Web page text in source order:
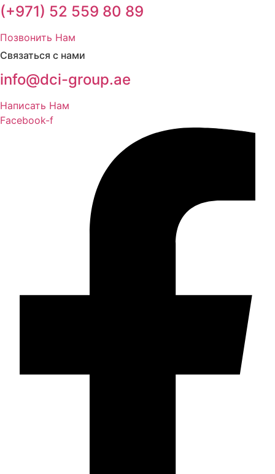
(+971) 52 559 80 89
Позвонить Нам
Связаться с нами
info@dci-group.ae
Написать Нам
Facebook-f